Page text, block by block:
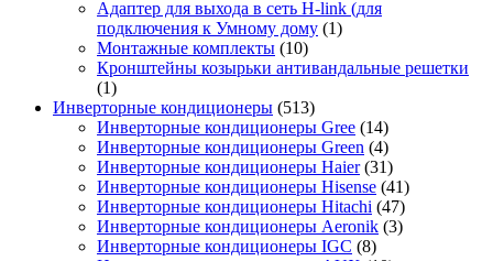
Адаптер для выхода в сеть H-link (для
подключения к Умному дому (1)
Монтажные комплекты (10)
Кронштейны козырьки антивандальные решетки
(1)
Инверторные кондиционеры (513)
Инверторные кондиционеры Gree (14)
Инверторные кондиционеры Green (4)
Инверторные кондиционеры Haier (31)
Инверторные кондиционеры Hisense (41)
Инверторные кондиционеры Hitachi (47)
Инверторные кондиционеры Aeronik (3)
Инверторные кондиционеры IGC (8)